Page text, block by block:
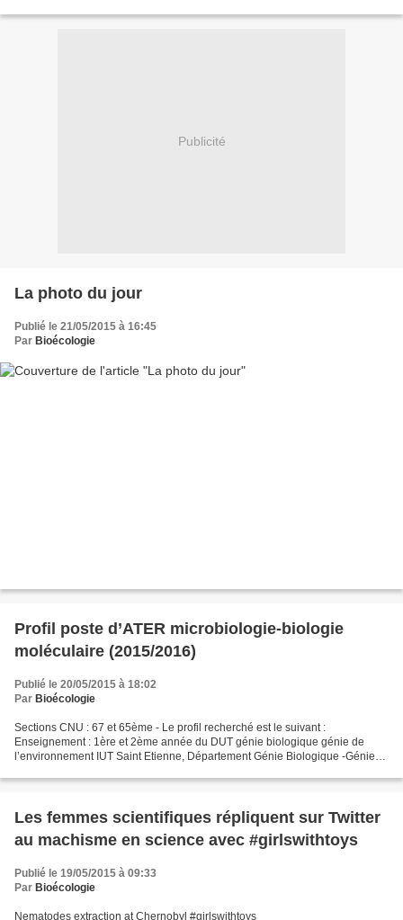
Publicité
La photo du jour
Publié le 21/05/2015 à 16:45
Par Bioécologie
Profil poste d’ATER microbiologie-biologie
moléculaire (2015/2016)
Publié le 20/05/2015 à 18:02
Par Bioécologie
Sections CNU : 67 et 65ème - Le profil recherché est le suivant :
Enseignement : 1ère et 2ème année du DUT génie biologique génie de
l’environnement IUT Saint Etienne, Département Génie Biologique -Génie
Les femmes scientifiques répliquent sur Twitter
au machisme en science avec #girlswithtoys
Publié le 19/05/2015 à 09:33
Par Bioécologie
Nematodes extraction at Chernobyl #girlswithtoys